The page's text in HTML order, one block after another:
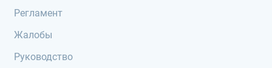
Регламент
Жалобы
Руководство